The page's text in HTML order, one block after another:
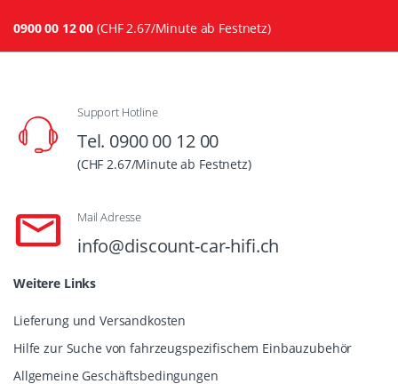
0900 00 12 00 (CHF 2.67/Minute ab Festnetz)
Support Hotline
Tel. 0900 00 12 00
(CHF 2.67/Minute ab Festnetz)
Mail Adresse
info@discount-car-hifi.ch
Weitere Links
Lieferung und Versandkosten
Hilfe zur Suche von fahrzeugspezifischem Einbauzubehör
Allgemeine Geschäftsbedingungen